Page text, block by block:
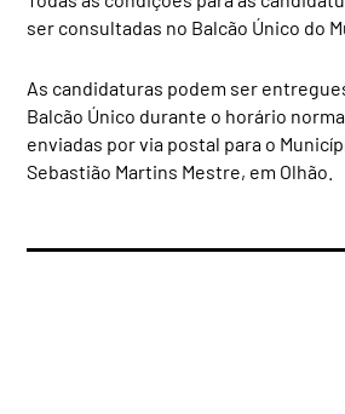
ser consultadas no Balcão Único do
As candidaturas podem ser
Balcão Único durante o horário
enviadas por via postal para o
Sebastião Martins Mestre, em Olhão.